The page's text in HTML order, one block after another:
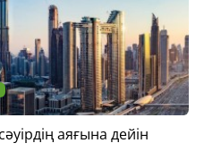
аяғына дейін